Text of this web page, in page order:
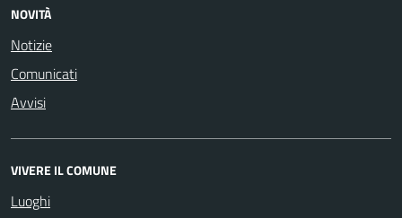
NOVITÀ
Notizie
Comunicati
Avvisi
VIVERE IL COMUNE
Luoghi